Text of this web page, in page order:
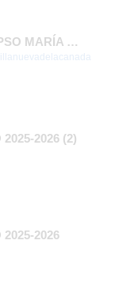
Final de Curso 25-26 CEIPSO MARÍA MOLINER
2026 (2)
2026